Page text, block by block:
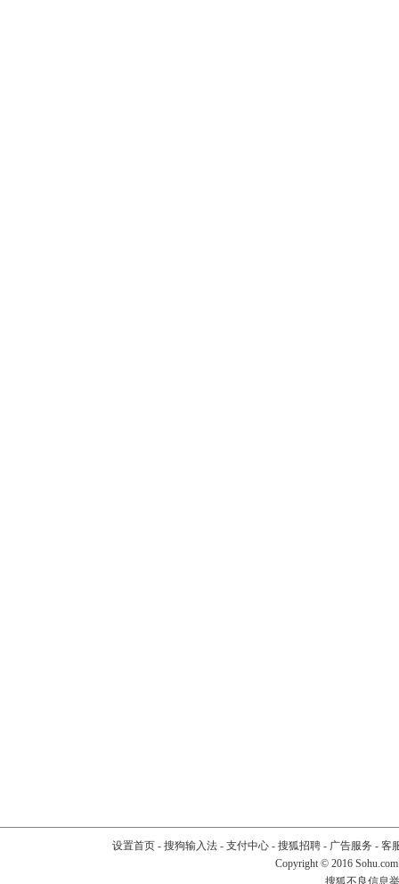
设置首页- 搜狗输入法- 支付中心- 搜狐招聘- 广告服务 - 客
Copyright © 2016
搜狐不良信息